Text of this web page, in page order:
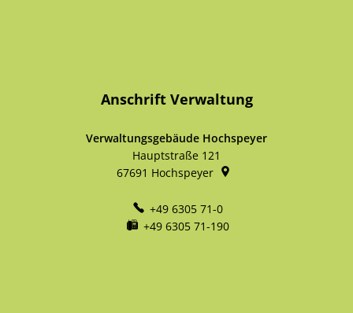
Anschrift Verwaltung
Verwaltungsgebäude Hochspeyer
Hauptstraße 121
67691 Hochspeyer
+49 6305 71-0
+49 6305 71-190